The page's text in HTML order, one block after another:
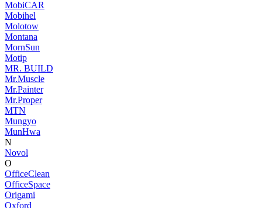
MobiCAR
Mobihel
Molotow
Montana
MornSun
Motip
MR. BUILD
Mr.Muscle
Mr.Painter
Mr.Proper
MTN
Mungyo
MunHwa
N
Novol
O
OfficeClean
OfficeSpace
Origami
Oxford